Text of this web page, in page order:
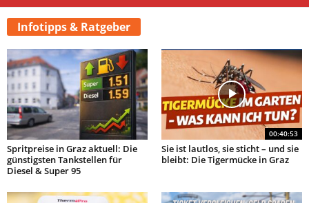
Infotipps & Ratgeber
Spritpreise in Graz aktuell: Die
günstigsten Tankstellen für
Diesel & Super 95
00:40:53
Sie ist lautlos, sie sticht – und sie
bleibt: Die Tigermücke in Graz